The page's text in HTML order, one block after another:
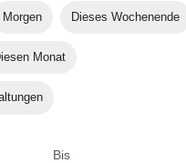
Morgen Dieses Wochenende
Monat
Bis